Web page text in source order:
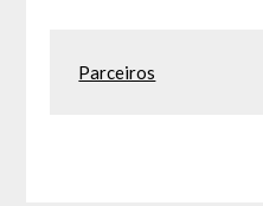
Parceiros